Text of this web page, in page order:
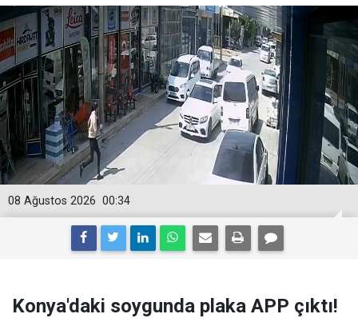
00:34
08 Ağustos 2026
Konya'daki soygunda plaka APP çıktı!